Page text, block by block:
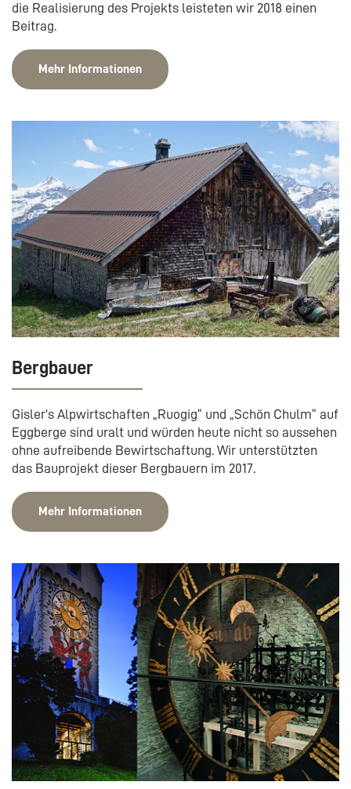
die Realisierung des Projekts leisteten wir 2018 einen
Beitrag.
Mehr Informationen
Bergbauer
Gisler’s Alpwirtschaften „Ruogig“ und „Schön Chulm“ auf
Eggberge sind uralt und würden heute nicht so aussehen
ohne aufreibende Bewirtschaftung. Wir unterstützten
das Bauprojekt dieser Bergbauern im 2017.
Mehr Informationen